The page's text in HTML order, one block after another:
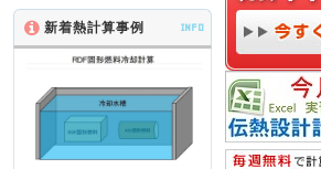
新着熱計算事例 INFO